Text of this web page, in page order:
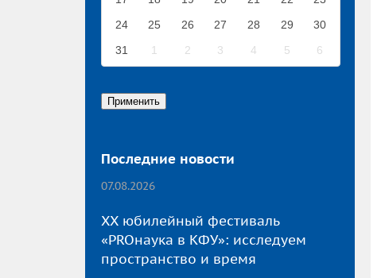
24
25 26 27 28 29
30
31
1 2 3 4 5 6
Последние новости
07.08.2026
XX юбилейный фестиваль
«PROнаука в КФУ»: исследуем
пространство и время